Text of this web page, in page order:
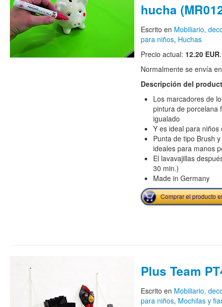
hucha
Escrito en Mobiliario,
para niños, Huchas
Precio actual: 12.20 EUR.
Normalmente se envía
Descripción del
Los marcadores de
pintura de porcelana
igualado
Y es ideal para
Punta de tipo Brush
ideales para manos
El lavavajillas
30 min.)
Made in Germany
Comprar el producto
Plus Team
Escrito en Mobiliario,
para niños, Mochilas y